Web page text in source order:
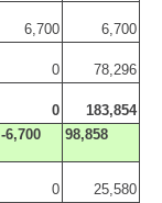
6,700
6,700
0
78,296
0
183,854
-6,700 98,858
0 25,580